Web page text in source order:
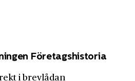
Företagshistoria
i brevlådan